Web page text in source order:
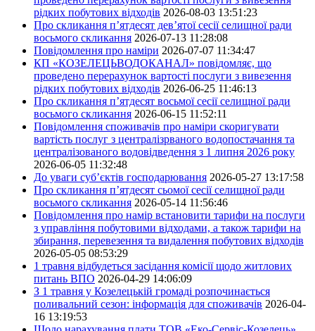
рідких побутових відходів 2026-08-03 13:51:23
Про скликання п’ятдесят дев’ятої сесії селищної ради
восьмого скликання 2026-07-13 11:28:08
Повідомлення про наміри 2026-07-07 11:34:47
КП «КОЗЕЛЕЦЬВОДОКАНАЛ» повідомляє, що
проведено перерахунок вартості послуги з вивезення
рідких побутових відходів 2026-06-25 11:46:13
Про скликання п’ятдесят восьмої сесії селищної ради
восьмого скликання 2026-06-15 11:52:11
Повідомлення споживачів про наміри скоригувати
вартість послуг з централізрваного водопостачання та
централізованого водовідведення з 1 липня 2026 року
2026-06-05 11:32:48
До уваги суб’єктів господарювання 2026-05-27 13:17:58
Про скликання п’ятдесят сьомої сесії селищної ради
восьмого скликання 2026-05-14 11:56:46
Повідомлення про намір встановити тарифи на послуги
з управління побутовими відходами, а також тарифи на
збирання, перевезення та видалення побутових відходів
2026-05-05 08:53:29
1 травня відбудеться засідання комісії щодо житлових
питань ВПО 2026-04-29 14:06:09
З 1 травня у Козелецькій громаді розпочинається
поливальний сезон: інформація для споживачів 2026-04-
16 13:19:53